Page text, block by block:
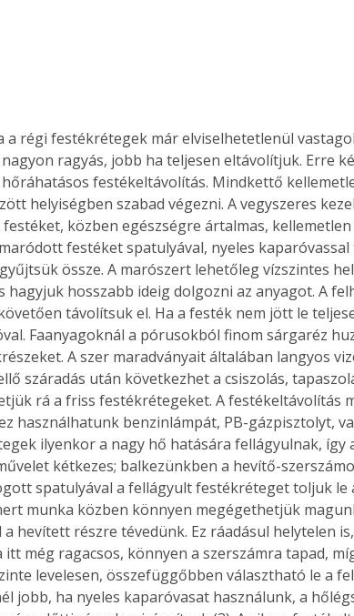
a régi festékrétegek már elviselhetetlenül
ragyás, jobb ha teljesen eltávolítjuk. Erre
hőráhatásos festékeltávolítás. Mindkettő
helyiségben szabad végezni. A vegyszeres
közben egészségre ártalmas,
festéket spatulyával, nyeles
össze. A marószert lehetőleg vízszintes
hagyjuk hosszabb ideig dolgozni az anyagot. A
távolítsuk el. Ha a festék nem jött le
Faanyagoknál a pórusokból finom sárgaréz
A szer maradványait általában langyos
száradás után következhet a csiszolás,
rá a friss festékrétegeket. A festékeltávolítás
használhatunk benzinlámpát, PB-gázpisztolyt,
ilyenkor a nagy hő hatására fellágyulnak, így
kétkezes; balkezünkben a hevítő-
spatulyával a fellágyult festékréteget toljuk le
munka közben könnyen megégethetjük
hevített részre tévedünk. Ez ráadásul helytelen
még ragacsos, könnyen a szerszámra tapad,
levelesen, összefüggőbben választható le a
jobb, ha nyeles kaparóvasat használunk, a